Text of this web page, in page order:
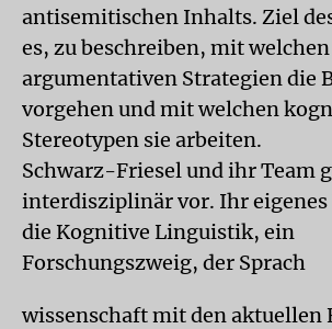
antisemitischen Inhalts. Ziel
es, zu beschreiben, mit welchen
argumentativen Strategien die
vorgehen und mit welchen
Stereotypen sie arbeiten.
Schwarz-Friesel und ihr Team
interdisziplinär vor. Ihr eigenes
die Kognitive Linguistik, ein
Forschungszweig, der Sprach
wissenschaft mit den aktuellen